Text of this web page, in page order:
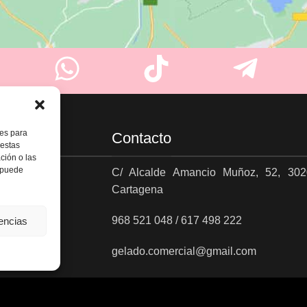
para
o las
Contacto
C/ Alcalde Amancio Muñoz, 52,
Cartagena
968 521 048 / 617 498 222
gelado.comercial@gmail.com